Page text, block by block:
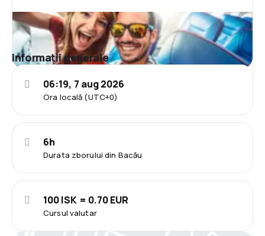
Informații generale
Ora locală (UTC+0)
06:19, 7 aug 2026
Durata zborului din Bacău
6h
Cursul valutar
100 ISK = 0.70 EUR